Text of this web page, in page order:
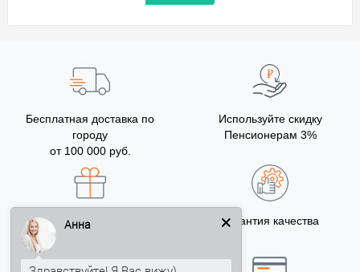
Бесплатная доставка по
городу
от 100 000 руб.
Используйте скидку
Пенсионерам 3%
Бонусы за покупку
5% на Ваш счет
Гарантия качества
Анна